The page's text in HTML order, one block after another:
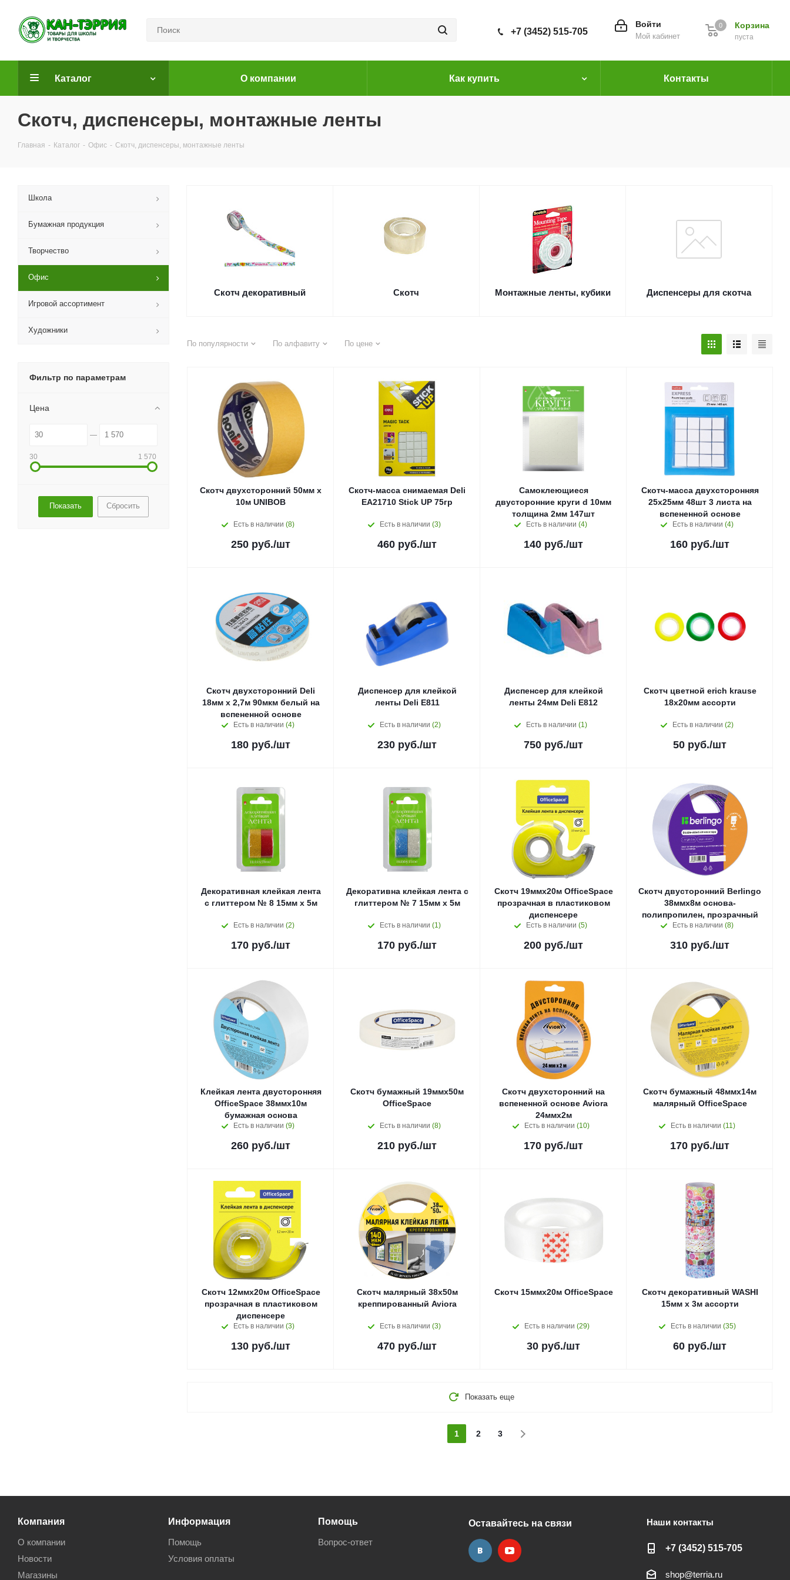
Корзина
пуста
0
Войти
Мой кабинет
+7 (3452) 515-705
Каталог О компании Как купить Контакты
Скотч, диспенсеры, монтажные ленты
Главная - Каталог - Офис - Скотч, диспенсеры, монтажные ленты
Скотч декоративный Скотч Монтажные ленты, кубики Диспенсеры для скотча
По популярности По алфавиту По цене
Скотч двухсторонний 50мм х
10м UNIBOB
Есть в наличии (8)
250 руб./шт
Скотч-масса снимаемая Deli
EA21710 Stick UP 75гр
Есть в наличии (3)
460 руб./шт
Самоклеющиеся
двусторонние круги d 10мм
толщина 2мм 147шт
Есть в наличии (4)
140 руб./шт
Скотч-масса двухсторонняя
25х25мм 48шт 3 листа на
вспененной основе
Есть в наличии (4)
160 руб./шт
Скотч двухсторонний Deli
18мм х 2,7м 90мкм белый на
вспененной основе
Есть в наличии (4)
180 руб./шт
Диспенсер для клейкой
ленты Deli E811
Есть в наличии (2)
230 руб./шт
Диспенсер для клейкой
ленты 24мм Deli E812
Есть в наличии (1)
750 руб./шт
Скотч цветной erich krause
18х20мм ассорти
Есть в наличии (2)
50 руб./шт
Декоративная клейкая лента
с глиттером № 8 15мм x 5м
Есть в наличии (2)
170 руб./шт
Декоративна клейкая лента с
глиттером № 7 15мм x 5м
Есть в наличии (1)
170 руб./шт
Скотч 19ммх20м OfficeSpace
прозрачная в пластиковом
диспенсере
Есть в наличии (5)
200 руб./шт
Скотч двусторонний Berlingo
38ммx8м основа-
полипропилен, прозрачный
Есть в наличии (8)
310 руб./шт
Клейкая лента двусторонняя
OfficeSpace 38ммх10м
бумажная основа
Есть в наличии (9)
260 руб./шт
Скотч бумажный 19ммх50м
OfficeSpace
Есть в наличии (8)
210 руб./шт
Скотч двухсторонний на
вспененной основе Aviora
24ммх2м
Есть в наличии (10)
170 руб./шт
Скотч бумажный 48ммх14м
малярный OfficeSpace
Есть в наличии (11)
170 руб./шт
Скотч 12ммх20м OfficeSpace
прозрачная в пластиковом
диспенсере
Есть в наличии (3)
130 руб./шт
Скотч малярный 38x50м
креппированный Aviora
Есть в наличии (3)
470 руб./шт
Скотч 15ммх20м OfficeSpace
Есть в наличии (29)
30 руб./шт
Скотч декоративный WASHI
15мм x 3м ассорти
Есть в наличии (35)
60 руб./шт
Показать еще
1 2 3
Школа
Бумажная продукция
Творчество
Офис
Игровой ассортимент
Художники
Фильтр по параметрам
Цена
30 1 570
Сбросить
Компания
О компании
Новости
Магазины
Информация
Помощь
Условия оплаты
Помощь
Вопрос-ответ
Оставайтесь на связи Наши контакты
+7 (3452) 515-705
shop@terria.ru